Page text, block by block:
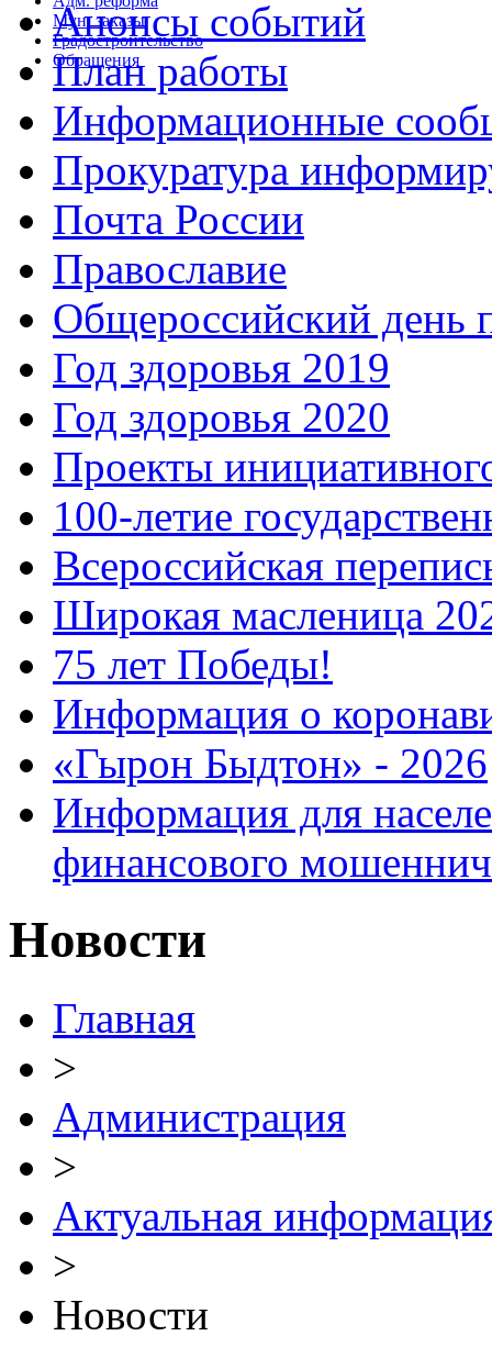
Мун. заказы
Градостроительство
Обращения
Анонсы событий
План работы
Информационные
Прокуратура
Почта России
Православие
Общероссийский день
Год здоровья 2019
Год здоровья 2020
Проекты
100-летие
Всероссийская
Широкая масленица
75 лет Победы!
Информация о
«Гырон Быдтон» - 2026
Информация для
финансового
Новости
Главная
>
Администрация
>
Актуальная
>
Новости